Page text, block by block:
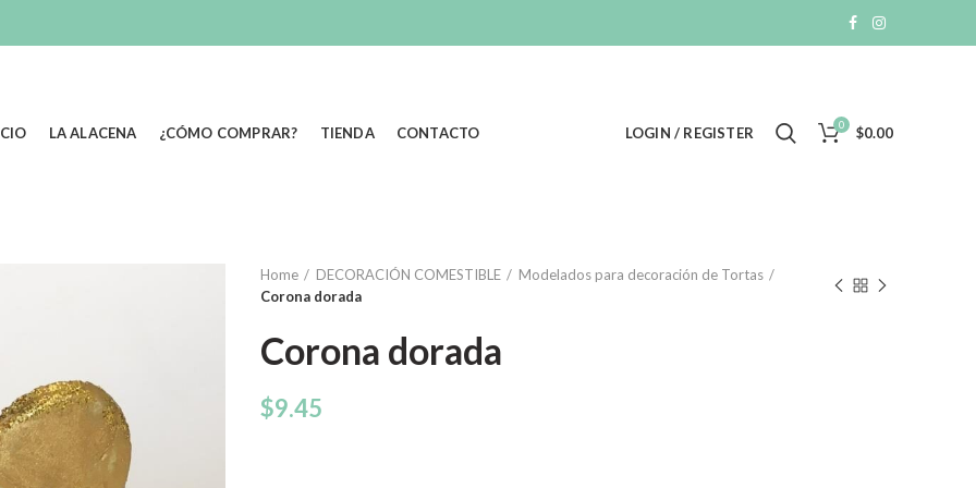
LA ALACENA ¿CÓMO COMPRAR? TIENDA CONTACTO LOGIN / REGISTER 0 $0.00
Home DECORACIÓN COMESTIBLE
Modelados para decoración de Tortas
Corona dorada
Corona dorada
$9.45